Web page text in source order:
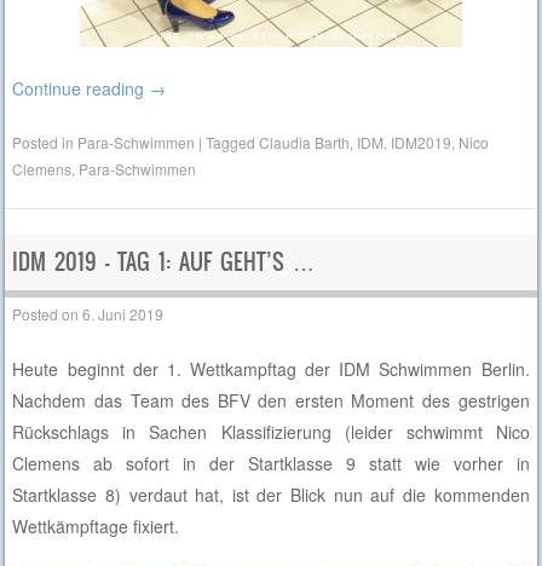
Continue reading →
Posted in Para-Schwimmen |TaggedClaudia Barth IDM IDM2019 Nico
Clemens Para-Schwimmen
IDM 2019 – TAG 1: AUF GEHT’S …
Posted on6. Juni 2019
Heute beginnt der 1. Wettkampftag der IDM Schwimmen Berlin.
Nachdem das Team des BFV den ersten Moment des gestrigen
Rückschlags in Sachen Klassifizierung (leider schwimmt Nico
Clemens ab sofort in der Startklasse 9 statt wie vorher in
Startklasse 8) verdaut hat, ist der Blick nun auf die kommenden
Wettkämpftage fixiert.